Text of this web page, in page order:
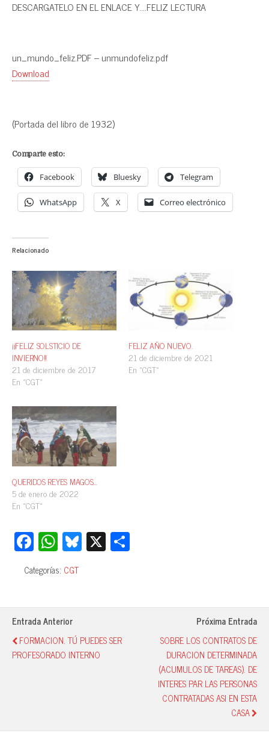
DESCARGATELO EN EL ENLACE Y….FELIZ LECTURA
un_mundo_feliz.PDF – unmundofeliz.pdf
Download
(Portada del libro de 1932)
Comparte esto:
Facebook Bluesky Telegram
WhatsApp X Correo electrónico
Relacionado
¡¡FELIZ SOLSTICIO DE
INVIERNO!!
21 de diciembre de 2017
En «CGT»
FELIZ AÑO NUEVO.
21 de diciembre de 2021
En «CGT»
QUERIDOS REYES MAGOS…
5 de enero de 2022
En «CGT»
Fa
ce
bo
ok
W
ha
ts
A
pp
Bl
ue
y
X
pa
Categorías: CGT
Entrada Anterior
FORMACION. TÚ PUEDES SER
PROFESORADO INTERNO
Próxima Entrada
SOBRE LOS CONTRATOS DE
DURACION DETERMINADA
(ACUMULOS DE TAREAS). DE
INTERES PAR LAS PERSONAS
CONTRATADAS ASI EN ESTA
CASA